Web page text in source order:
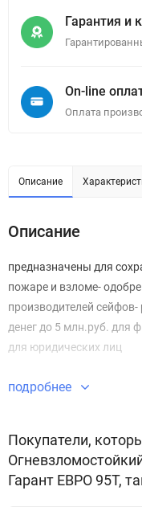
Гарантия и
On-line
Оплата
Описание
Описание
предназначены для
пожаре и взломе-
производителей
денег до 5 млн.руб. для
для юридических лиц
подробнее
Покупатели,
Гарант ЕВРО 95T,